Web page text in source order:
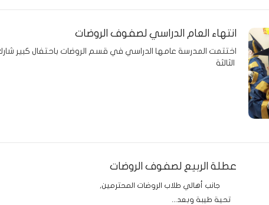
انتهاء العام الدراسي لصفوف الروضات
عطلة الربيع لصفوف الروضات
جانب أهالي طلاب الروضات المحترمين,
تحية طيبة وبعد...